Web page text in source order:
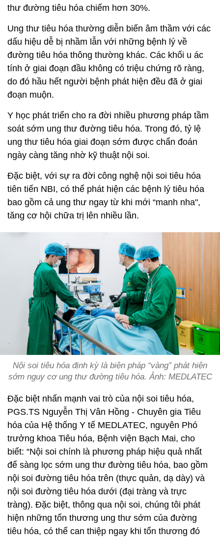
thư đường tiêu hóa chiếm hơn 30%.
Ung thư tiêu hóa thường diễn biến âm thầm với các
dấu hiệu dễ bị nhầm lẫn với những bệnh lý về
đường tiêu hóa thông thường khác. Các khối u ác
tính ở giai đoạn đầu không có triệu chứng rõ ràng,
do đó hầu hết người bệnh phát hiện đều đã ở giai
đoạn muộn.
Y học phát triển cho ra đời nhiều phương pháp tầm
soát sớm ung thư đường tiêu hóa. Trong đó, tỷ lệ
ung thư tiêu hóa giai đoạn sớm được chẩn đoán
ngày càng tăng nhờ kỹ thuật nội soi.
Đặc biệt, với sự ra đời công nghệ nội soi tiêu hóa
tiên tiến NBI, có thể phát hiện các bệnh lý tiêu hóa
bao gồm cả ung thư ngay từ khi mới “manh nha",
tăng cơ hội chữa trị lên nhiều lần.
Nội soi tiêu hóa định kỳ là biện pháp “vàng” phát hiện
sớm nguy cơ ung thư đường tiêu hóa. Ảnh: MEDLATEC
Đặc biệt nhấn mạnh vai trò của nội soi tiêu hóa,
PGS.TS Nguyễn Thị Vân Hồng - Chuyên gia Tiêu
hóa của Hệ thống Y tế MEDLATEC, nguyên Phó
trưởng khoa Tiêu hóa, Bệnh viện Bạch Mai, cho
biết: “Nội soi chính là phương pháp hiệu quả nhất
để sàng lọc sớm ung thư đường tiêu hóa, bao gồm
nội soi đường tiêu hóa trên (thực quản, dạ dày) và
nội soi đường tiêu hóa dưới (đại tràng và trực
tràng). Đặc biệt, thông qua nội soi, chúng tôi phát
hiện những tổn thương ung thư sớm của đường
tiêu hóa, có thể can thiệp ngay khi tổn thương đó